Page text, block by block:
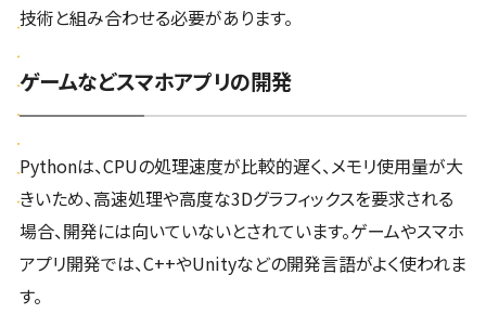
技術と組み合わせる必要があります。
ゲームなどスマホアプリの開発
Pythonは、CPUの処理速度が比較的遅く、メモリ使用量が大
きいため、高速処理や高度な3Dグラフィックスを要求される
場合、開発には向いていないとされています。ゲームやスマホ
アプリ開発では、C++やUnityなどの開発言語がよく使われま
す。